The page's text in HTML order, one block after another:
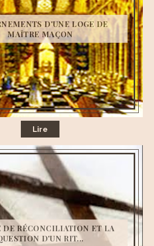
D'UNE LOGE DE
MAÎTRE MAÇON
Lire
DE RÉCONCILIATION ET LA
D'UN RIT...